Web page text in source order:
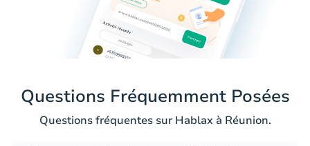
Questions Fréquemment Posées
Questions fréquentes sur Hablax à Réunion.